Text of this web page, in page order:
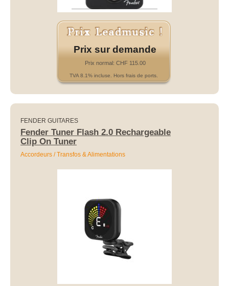
Prix sur demande
Prix normal: CHF 115.00
TVA 8.1% incluse. Hors frais de ports.
FENDER GUITARES
Fender Tuner Flash 2.0 Rechargeable
Clip On Tuner
Accordeurs / Transfos & Alimentations